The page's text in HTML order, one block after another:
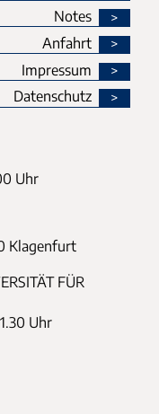
Notes
Anfahrt
Impressum
Datenschutz
Uhr
Klagenfurt
FÜR
Uhr